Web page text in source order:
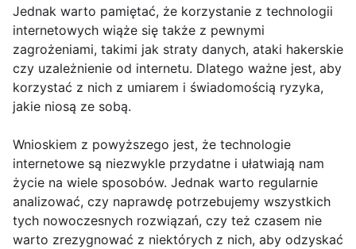
Jednak warto pamiętać, że korzystanie z technologii
internetowych wiąże się także z pewnymi
zagrożeniami, takimi jak straty danych, ataki hakerskie
czy uzależnienie od internetu. Dlatego ważne jest, aby
korzystać z nich z umiarem i świadomością ryzyka,
jakie niosą ze sobą.
Wnioskiem z powyższego jest, że technologie
internetowe są niezwykle przydatne i ułatwiają nam
życie na wiele sposobów. Jednak warto regularnie
analizować, czy naprawdę potrzebujemy wszystkich
tych nowoczesnych rozwiązań, czy też czasem nie
warto zrezygnować z niektórych z nich, aby odzyskać